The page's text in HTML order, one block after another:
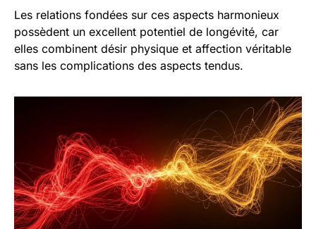
Les relations fondées sur ces aspects harmonieux
possèdent un excellent potentiel de longévité, car
elles combinent désir physique et affection véritable
sans les complications des aspects tendus.